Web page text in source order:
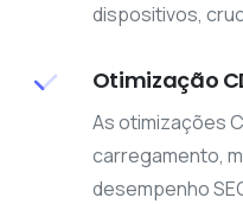
dispositivos,
Otimização
As otimizações
carregamento,
desempenho